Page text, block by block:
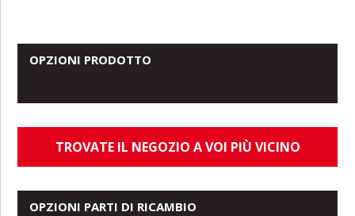
OPZIONI PRODOTTO
TROVATE IL NEGOZIO A VOI PIÙ VICINO
OPZIONI PARTI DI RICAMBIO